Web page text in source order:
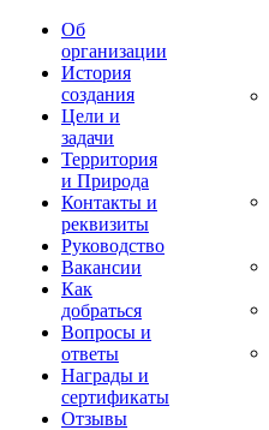
Об
организации
История
создания
Цели и
задачи
Территория
и Природа
Контакты и
реквизиты
Руководство
Вакансии
Как
добраться
Вопросы и
ответы
Награды и
сертификаты
Отзывы